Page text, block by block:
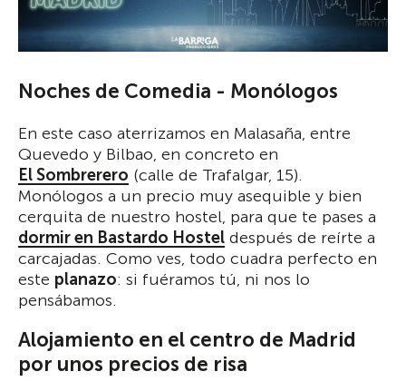
Noches de Comedia - Monólogos
En este caso aterrizamos en Malasaña, entre
Quevedo y Bilbao, en concreto en
El Sombrerero (calle de Trafalgar, 15).
Monólogos a un precio muy asequible y bien
cerquita de nuestro hostel, para que te pases a
dormir en Bastardo Hostel después de reírte a
carcajadas. Como ves, todo cuadra perfecto en
este planazo: si fuéramos tú, ni nos lo
pensábamos.
Alojamiento en el centro de Madrid
por unos precios de risa